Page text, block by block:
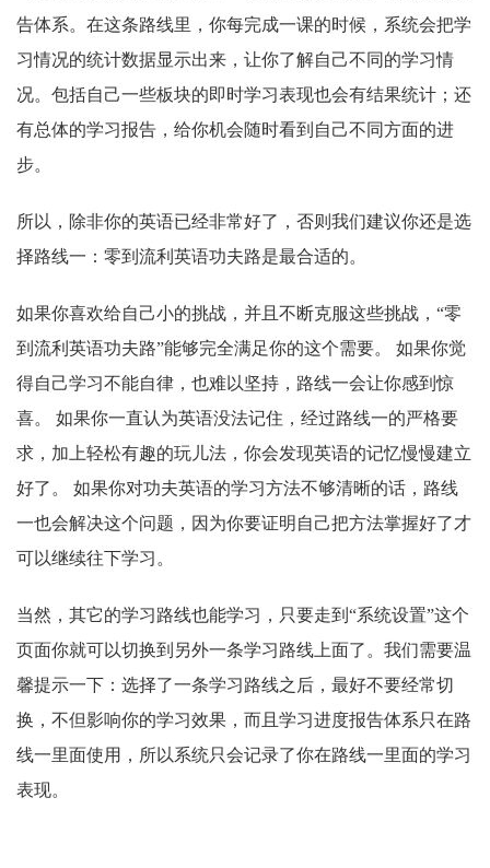
告体系。在这条路线里，你每完成一课的时候，系统会把学
习情况的统计数据显示出来，让你了解自己不同的学习情
况。包括自己一些板块的即时学习表现也会有结果统计；还
有总体的学习报告，给你机会随时看到自己不同方面的进
步。
所以，除非你的英语已经非常好了，否则我们建议你还是选
择路线一：零到流利英语功夫路是最合适的。
如果你喜欢给自己小的挑战，并且不断克服这些挑战，“零
到流利英语功夫路”能够完全满足你的这个需要。 如果你觉
得自己学习不能自律，也难以坚持，路线一会让你感到惊
喜。 如果你一直认为英语没法记住，经过路线一的严格要
求，加上轻松有趣的玩儿法，你会发现英语的记忆慢慢建立
好了。 如果你对功夫英语的学习方法不够清晰的话，路线
一也会解决这个问题，因为你要证明自己把方法掌握好了才
可以继续往下学习。
当然，其它的学习路线也能学习，只要走到“系统设置”这个
页面你就可以切换到另外一条学习路线上面了。我们需要温
馨提示一下：选择了一条学习路线之后，最好不要经常切
换，不但影响你的学习效果，而且学习进度报告体系只在路
线一里面使用，所以系统只会记录了你在路线一里面的学习
表现。